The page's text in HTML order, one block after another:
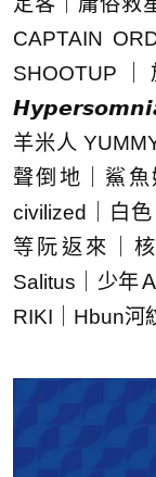
CAPTAIN
SHOOTUP
羊米人
聲倒地｜鯊
civilized｜白
等阮返來｜
Salitus｜少年
RIKI｜Hbun河